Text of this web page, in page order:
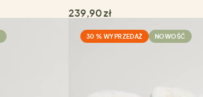
239,90 zł
30 % WYPRZEDAŻ NOWOŚĆ